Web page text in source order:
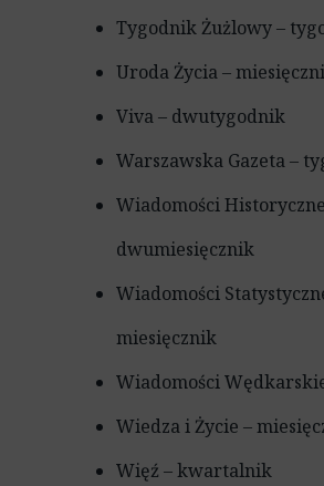
Tygodnik Żużlowy –
Uroda Życia –
Viva – dwutygodnik
Warszawska Gazeta –
Wiadomości
dwumiesięcznik
Wiadomości
miesięcznik
Wiadomości
Wiedza i Życie –
Więź – kwartalnik